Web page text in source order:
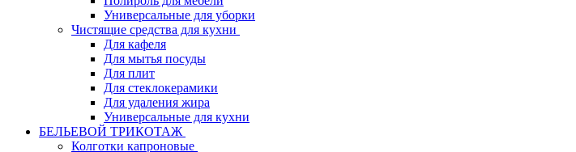
Универсальные для уборки
Чистящие средства для кухни
Для кафеля
Для мытья посуды
Для плит
Для стеклокерамики
Для удаления жира
Универсальные для кухни
БЕЛЬЕВОЙ ТРИКОТАЖ
Колготки капроновые